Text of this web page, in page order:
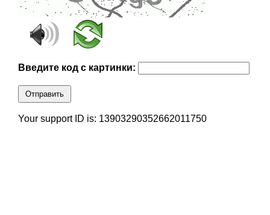
Введите код с картинки:
Отправить
Your support ID is: 13903290352662011750